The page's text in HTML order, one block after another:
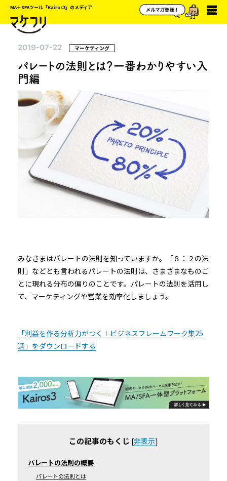
MA＋SFAツール「Kairos3」のメディア
2019-07-22 マーケティング
パレートの法則とは？一番わかりやすい入
門編
みなさまはパレートの法則を知っていますか。「８：２の法
則」などとも言われるパレートの法則は、さまざまなものご
とに現れる分布の偏りのことです。パレートの法則を活用し
て、マーケティングや営業を効率化しましょう。
「利益を作る分析力がつく！ビジネスフレームワーク集25
選」をダウンロードする
この記事のもくじ [非表示]
パレートの法則の概要
パレートの法則とは